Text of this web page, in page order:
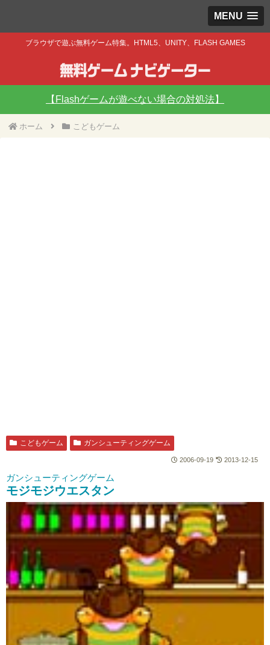
MENU
ブラウザで遊ぶ無料ゲーム特集。HTML5、UNITY、FLASH GAMES
【Flashゲームが遊べない場合の対処法】
ホーム こどもゲーム
こどもゲーム ガンシューティングゲーム
2006-09-19 2013-12-15
ガンシューティングゲーム
モジモジウエスタン